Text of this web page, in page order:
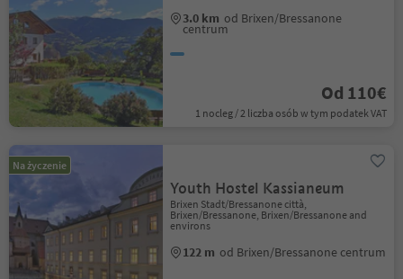
3.0 km od Brixen/Bressanone
centrum
Od 110€
1 nocleg / 2 liczba osób w tym podatek VAT
Na życzenie
Youth Hostel Kassianeum
Brixen Stadt/Bressanone città,
Brixen/Bressanone, Brixen/Bressanone and
environs
122 m od Brixen/Bressanone centrum